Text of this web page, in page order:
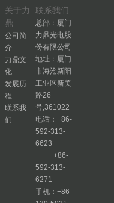
关于力
鼎
公司简
介
力鼎文
化
发展历
程
联系我
们
联系我们
总部：厦门
力鼎光电股
份有限公司
地址：厦门
市海沧新阳
工业区新美
路26
号,361022
电话：+86-
592-313-
6623
+86-
592-313-
6271
手机：+86-